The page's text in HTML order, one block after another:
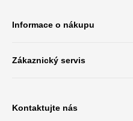
Informace o nákupu
Zákaznický servis
Kontaktujte nás